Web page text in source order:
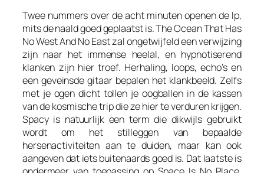
Twee nummers over de acht minuten openen de lp,
mits de naald goed geplaatst is.The Ocean That Has
No West And No Eastzal ongetwijfeld een verwijzing
zijn naar het immense heelal, en hypnotiserend
klanken zijn hier troef. Herhaling, loops, echo’s en
een geveinsde gitaar bepalen het klankbeeld. Zelfs
met je ogen dicht tollen je oogballen in de kassen
van de kosmische trip die ze hier te verduren krijgen.
Spacy is natuurlijk een term die dikwijls gebruikt
wordt om het stilleggen van bepaalde
hersenactiviteiten aan te duiden, maar kan ook
aangeven dat iets buitenaards goed is. Dat laatste is